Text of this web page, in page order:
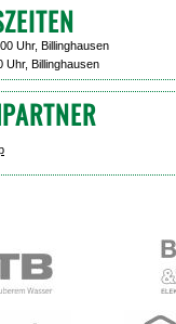
Uhr, Billinghausen
Uhr, Billinghausen